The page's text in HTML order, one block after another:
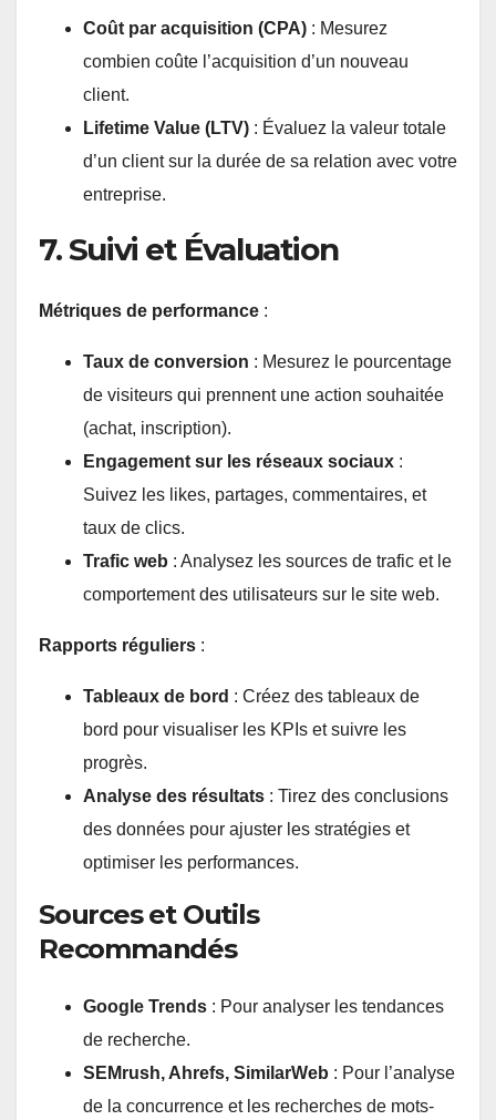
Coût par acquisition (CPA) : Mesurez
combien coûte l’acquisition d’un nouveau
client.
Lifetime Value (LTV) : Évaluez la valeur totale
d’un client sur la durée de sa relation avec votre
entreprise.
7. Suivi et Évaluation
Métriques de performance :
Taux de conversion : Mesurez le pourcentage
de visiteurs qui prennent une action souhaitée
(achat, inscription).
Engagement sur les réseaux sociaux :
Suivez les likes, partages, commentaires, et
taux de clics.
Trafic web : Analysez les sources de trafic et le
comportement des utilisateurs sur le site web.
Rapports réguliers :
Tableaux de bord : Créez des tableaux de
bord pour visualiser les KPIs et suivre les
progrès.
Analyse des résultats : Tirez des conclusions
des données pour ajuster les stratégies et
optimiser les performances.
Sources et Outils
Recommandés
Google Trends : Pour analyser les tendances
de recherche.
SEMrush, Ahrefs, SimilarWeb : Pour l’analyse
de la concurrence et les recherches de mots-